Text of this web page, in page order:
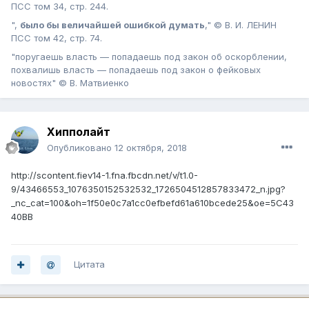
ПСС том 34, стр. 244.
", было бы величайшей ошибкой думать," © В. И. ЛЕНИН
ПСС том 42, стр. 74.
"поругаешь власть — попадаешь под закон об оскорблении,
похвалишь власть — попадаешь под закон о фейковых
новостях" © В. Матвиенко
Хипполайт
Опубликовано 12 октября, 2018
http://scontent.fiev14-1.fna.fbcdn.net/v/t1.0-
9/43466553_1076350152532532_1726504512857833472_n.jpg?
_nc_cat=100&oh=1f50e0c7a1cc0efbefd61a610bcede25&oe=5C43
40BB
Цитата